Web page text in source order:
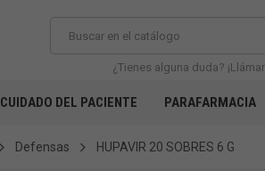
¿Tienes alguna duda?
CUIDADO DEL PACIENTE PARAFARMACIA
Defensas HUPAVIR 20 SOBRES 6 G